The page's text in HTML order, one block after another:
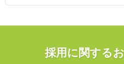
採用に関する